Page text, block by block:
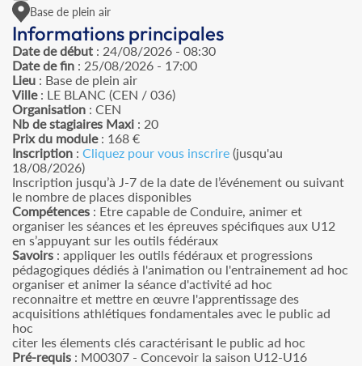
Base de plein air
Informations principales
Date de début : 24/08/2026 - 08:30
Date de fin : 25/08/2026 - 17:00
Lieu : Base de plein air
Ville: LE BLANC (CEN / 036)
Organisation : CEN
Nb de stagiaires Maxi : 20
Prix du module: 168 €
Inscription : Cliquez pour vous inscrire (jusqu'au
18/08/2026)
Inscription jusqu’à J-7 de la date de l’événement ou suivant
le nombre de places disponibles
Compétences : Etre capable de Conduire, animer et
organiser les séances et les épreuves spécifiques aux U12
en s’appuyant sur les outils fédéraux
Savoirs : appliquer les outils fédéraux et progressions
pédagogiques dédiés à l'animation ou l'entrainement ad hoc
organiser et animer la séance d'activité ad hoc
reconnaitre et mettre en œuvre l'apprentissage des
acquisitions athlétiques fondamentales avec le public ad
hoc
citer les élements clés caractérisant le public ad hoc
Pré-requis : M00307 - Concevoir la saison U12-U16